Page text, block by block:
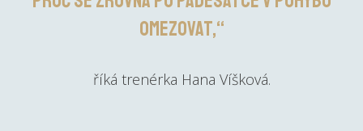
omezovat,“
říká trenérka Hana Víšková.